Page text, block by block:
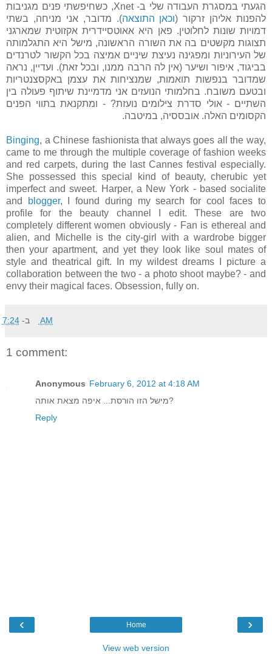
הגעתי במסגרת העבודה שלי ב- Xnet, כשחיפשתי פנים מגניבות
להפנות אליהן זרקור (וכאן התוצאה). מדובר, אני מניחה, בשתי
דמויות שונות לחלוטין. פאן היא אאוטסיידרית אקזוטית שמארגני
תצוגות מקשטים בה את השורה הראשונה, מישל היא התגלמותה
של העירוניות ומפגינה נעיצת שיניים אמיצה בכל הקשור לטרנדים
בביגוד, איפור ושיער (אין לה הרבה ממנו, ובכל זאת). ועדיין, נראה
שמדובר בנפשות תואמות, שמנציחות את עצמן באקסצנטריות
ובטעם משובח. בחלמותי הנועזים אני מדמיינת שיתוף פעולה בין
השתיים - אולי סדרת צילומים נועזת? - ומתקנאת בתווי הפנים
הקסומים האלה. אובססיה, במיטבה.
Binging, a Chinese fashionista that always goes all the way,
came to me through the multiple coverage of fashion weeks
and red carpets, during the last Cannes festival especially.
She possessed this special kind of beauty, cherubic yet
imperfect and sweet. Harper, a New York - based socialite
and
blogger, I found during my search for cool faces to
profile for the beauty channel I edit.These are two
completely different women obviously - Fan is ethereal and
alien, and Michelle is the city-girl with a wardrobe bigger
then your apartment, and yet they look like soul mates of
style and theatrical gift. In my wildest dreams I picture a
collaboration between the two - a photo shoot maybe? - and
envy their magical faces. Obsession, fully on.
ב- 7:24 AM
1 comment:
Anonymous February 6, 2012 at 4:18 AM
מישל הזו הורסת... איפה מצאת אותה?
Reply
‹ ›
Home
View web version